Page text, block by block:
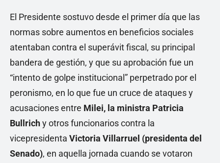
El Presidente sostuvo desde el primer día que las
normas sobre aumentos en beneficios sociales
atentaban contra el superávit fiscal, su principal
bandera de gestión, y que su aprobación fue un
“intento de golpe institucional” perpetrado por el
peronismo, en lo que fue un cruce de ataques y
acusaciones entre Milei, la ministra Patricia
Bullrichy otros funcionarios contra la
vicepresidenta Victoria Villarruel (presidenta del
Senado), en aquella jornada cuando se votaron